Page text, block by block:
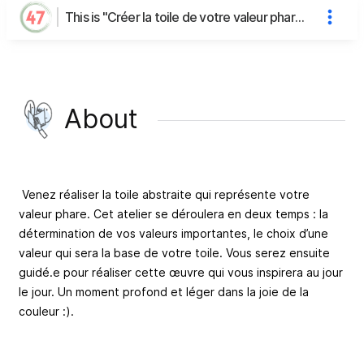
This is "Créer la toile de votre valeur phare" dans le cadre du "Sharing is caring" [Festival de l'apprendre]'s page
About
Venez réaliser la toile abstraite qui représente votre
valeur phare. Cet atelier se déroulera en deux temps : la
détermination de vos valeurs importantes, le choix d’une
valeur qui sera la base de votre toile. Vous serez ensuite
guidé.e pour réaliser cette œuvre qui vous inspirera au jour
le jour. Un moment profond et léger dans la joie de la
couleur :).